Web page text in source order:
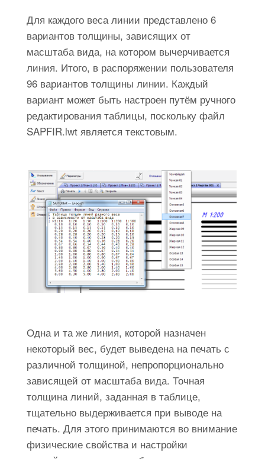
Для каждого веса линии представлено 6
вариантов толщины, зависящих от
масштаба вида, на котором вычерчивается
линия. Итого, в распоряжении пользователя
96 вариантов толщины линии. Каждый
вариант может быть настроен путём ручного
редактирования таблицы, поскольку файл
SAPFIR.lwt является текстовым.
Одна и та же линия, которой назначен
некоторый вес, будет выведена на печать с
различной толщиной, непропорционально
зависящей от масштаба вида. Точная
толщина линий, заданная в таблице,
тщательно выдерживается при выводе на
печать. Для этого принимаются во внимание
физические свойства и настройки